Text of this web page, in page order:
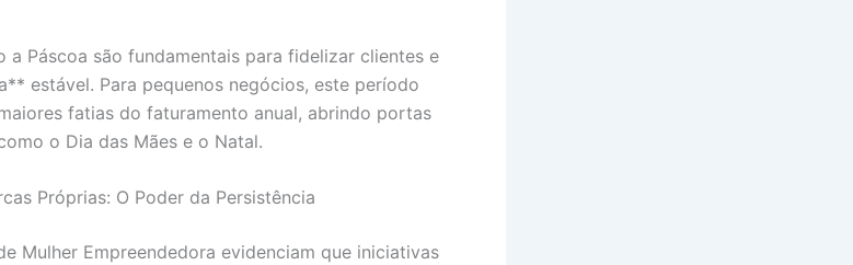
a Páscoa são fundamentais para fidelizar clientes e
estável. Para pequenos negócios, este período
fatias do faturamento anual, abrindo portas
o Dia das Mães e o Natal.
Próprias: O Poder da Persistência
Mulher Empreendedora evidenciam que iniciativas